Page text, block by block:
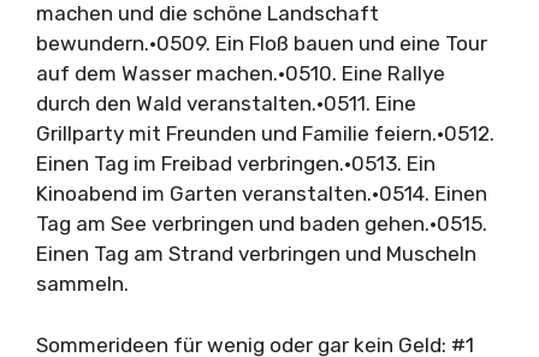
machen und die schöne Landschaft
bewundern.•0509. Ein Floß bauen und eine Tour
auf dem Wasser machen.•0510. Eine Rallye
durch den Wald veranstalten.•0511. Eine
Grillparty mit Freunden und Familie feiern.•0512.
Einen Tag im Freibad verbringen.•0513. Ein
Kinoabend im Garten veranstalten.•0514. Einen
Tag am See verbringen und baden gehen.•0515.
Einen Tag am Strand verbringen und Muscheln
sammeln.
Sommerideen für wenig oder gar kein Geld: #1